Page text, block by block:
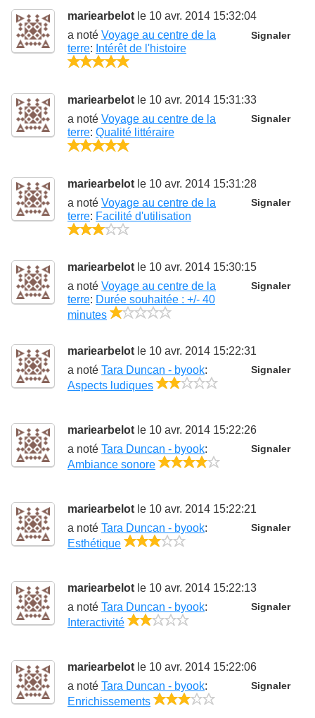
mariearbelot le 10 avr. 2014 15:32:04
Signaler
a noté Voyage au centre de la
terre: Intérêt de l'histoire
mariearbelot le 10 avr. 2014 15:31:33
Signaler
a noté Voyage au centre de la
terre: Qualité littéraire
mariearbelot le 10 avr. 2014 15:31:28
Signaler
a noté Voyage au centre de la
terre: Facilité d'utilisation
mariearbelot le 10 avr. 2014 15:30:15
Signaler
a noté Voyage au centre de la
terre: Durée souhaitée : +/- 40
minutes
mariearbelot le 10 avr. 2014 15:22:31
Signaler
a noté Tara Duncan - byook:
Aspects ludiques
mariearbelot le 10 avr. 2014 15:22:26
Signaler
a noté Tara Duncan - byook:
Ambiance sonore
mariearbelot le 10 avr. 2014 15:22:21
Signaler
a noté Tara Duncan - byook:
Esthétique
mariearbelot le 10 avr. 2014 15:22:13
Signaler
a noté Tara Duncan - byook:
Interactivité
mariearbelot le 10 avr. 2014 15:22:06
Signaler
a noté Tara Duncan - byook:
Enrichissements